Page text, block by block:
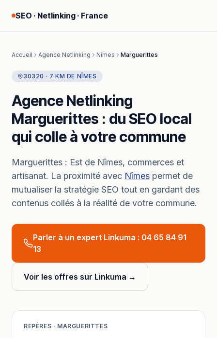
SEO · Netlinking · France
Accueil Agence Netlinking Nîmes Marguerittes
30320 · 7 KM DE NÎMES
Agence Netlinking
Marguerittes : du SEO local
qui colle à votre commune
Marguerittes : Est de Nîmes, commerces et
artisanat. La proximité avec Nîmes permet de
mutualiser la stratégie SEO tout en gardant des
contenus collés à la réalité de votre commune.
Parler à un expert Linkuma : 04 65 84 91
13
Voir les offres sur Linkuma →
REPÈRES · MARGUERITTES